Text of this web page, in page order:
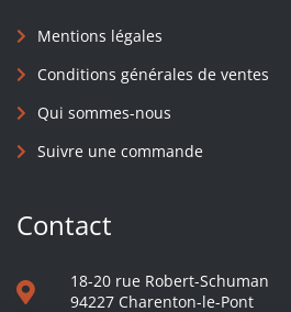
Mentions légales
Conditions générales de ventes
Qui sommes-nous
Suivre une commande
Contact
18-20 rue Robert-Schuman
94227 Charenton-le-Pont